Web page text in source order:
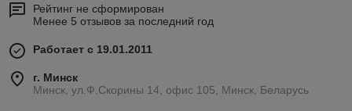
Рейтинг не сформирован
Менее 5 отзывов за последний год
Работает с 19.01.2011
г. Минск
Минск, ул.Ф.Скорины 14, офис 105, Минск, Беларусь